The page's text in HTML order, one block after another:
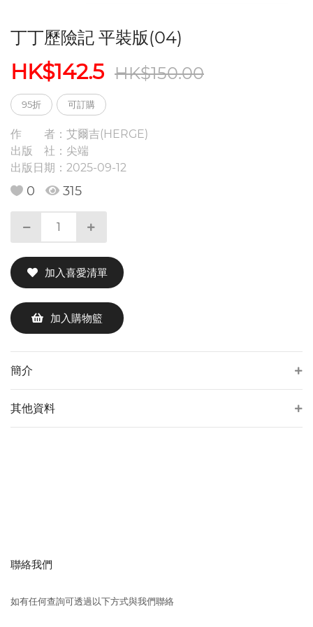
丁丁歷險記 平裝版(04)
HK$142.5 HK$150.00
95折 可訂購
作 者： 艾爾吉(HERGE)
出版 社： 尖端
出版日期： 2025-09-12
0 315
加入喜愛清單
加入購物籃
簡介
其他資料
聯絡我們
如有任何查詢可透過以下方式與我們聯絡